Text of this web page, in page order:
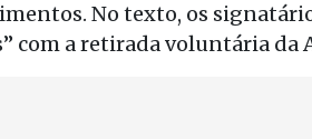
No texto, os
com a retirada voluntária da